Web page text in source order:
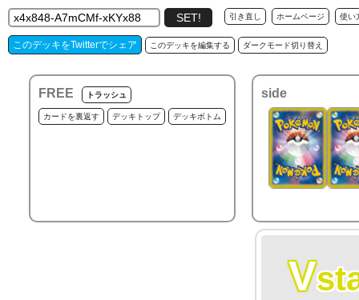
引き直し ホームページ 使い
このデッキをTwitterでシェア このデッキを編集する ダークモード切り替え
FREE トラッシュ
カードを裏返す デッキトップ デッキボトム
side
V